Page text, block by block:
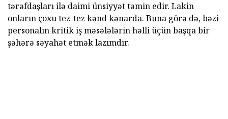
tərəfdaşları ilə daimi ünsiyyət təmin edir. Lakin
onların çoxu tez-tez kənd kənarda. Buna görə də, bəzi
personalın kritik iş məsələlərin həlli üçün başqa bir
şəhərə səyahət etmək lazımdır.